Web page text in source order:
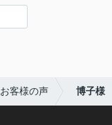
お客様の声 博子様